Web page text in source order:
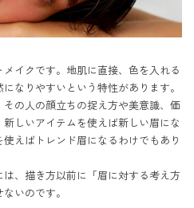
イクです。地肌に直接、色を入れる
なりやすいという特性があります。
の人の顔立ちの捉え方や美意識、価
しいアイテムを使えば新しい眉にな
えばトレンド眉になるわけでもあり
、描き方以前に「眉に対する考え方
いのです。